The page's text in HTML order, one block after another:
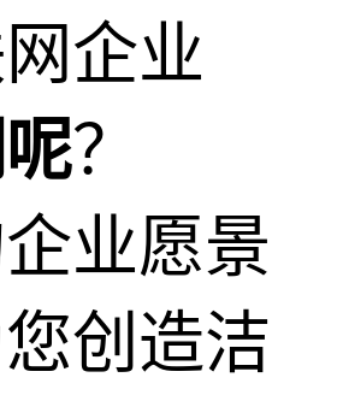
企业
？
业愿景
创造洁